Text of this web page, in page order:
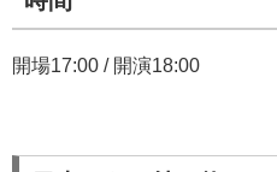
開場17:00 / 開演18:00